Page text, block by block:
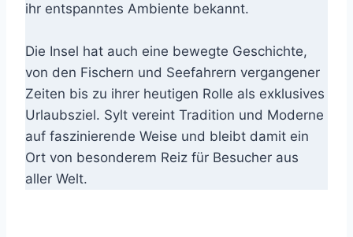
ihr entspanntes Ambiente bekannt.
Die Insel hat auch eine bewegte Geschichte,
von den Fischern und Seefahrern vergangener
Zeiten bis zu ihrer heutigen Rolle als exklusives
Urlaubsziel. Sylt vereint Tradition und Moderne
auf faszinierende Weise und bleibt damit ein
Ort von besonderem Reiz für Besucher aus
aller Welt.